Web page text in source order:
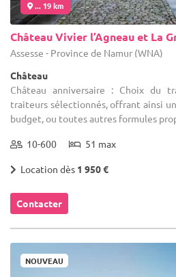
... 19 km
Château Vivier l’Agneau et La
Assesse - Province de Namur (WNA)
Château
Château anniversaire : Choix du
traiteurs sélectionnés, offrant ainsi
budget, ou toutes autres formules
10-600 51 max
Location dès 1 950 €
Contacter
NOUVEAU